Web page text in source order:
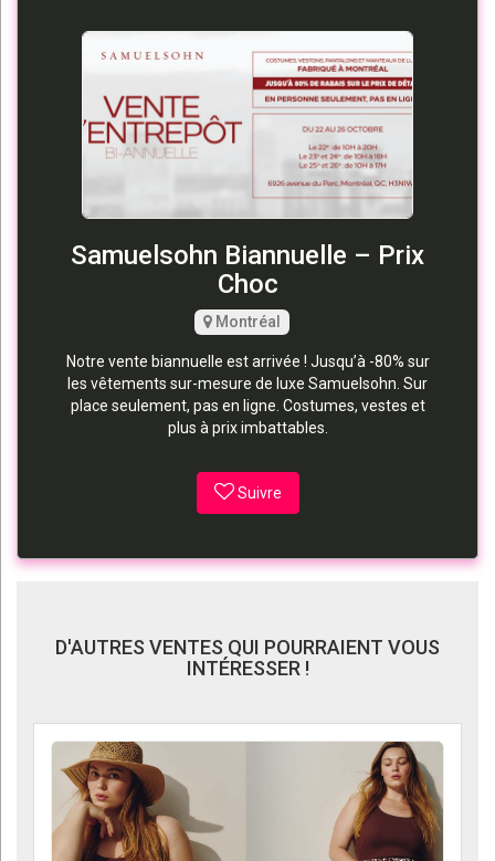
Samuelsohn Biannuelle – Prix
Choc
Montréal
Notre vente biannuelle est arrivée ! Jusqu’à -80% sur
les vêtements sur-mesure de luxe Samuelsohn. Sur
place seulement, pas en ligne. Costumes, vestes et
plus à prix imbattables.
Suivre
D'AUTRES VENTES QUI POURRAIENT VOUS
INTÉRESSER !